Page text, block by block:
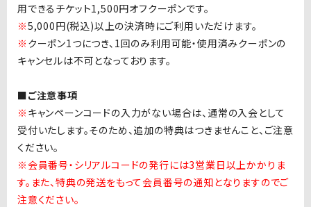
用できるチケット1,500円オフクーポンです。
※5,000円(税込)以上の決済時にご利用いただけます。
※ クーポン1つにつき、1回のみ利用可能・使用済みクーポンの
キャンセルは不可となっております。
■ご注意事項
※ キャンペーンコードの入力がない場合は、通常の入会として
受付いたします。そのため、追加の特典はつきませんこと、ご注意
ください。
※会員番号・シリアルコードの発行には3営業日以上かかりま
す。また、特典の発送をもって会員番号の通知となりますのでご
注意ください。